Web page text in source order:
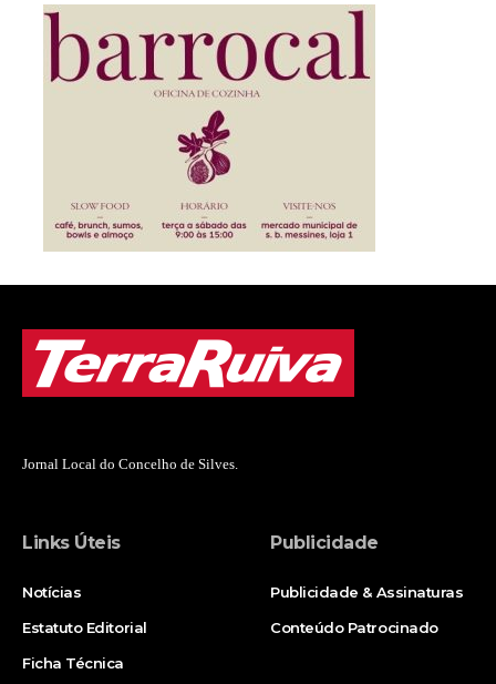
Jornal Local do Concelho de Silves.
Links Úteis
Notícias
Estatuto Editorial
Ficha Técnica
Publicidade
Publicidade & Assinaturas
Conteúdo Patrocinado